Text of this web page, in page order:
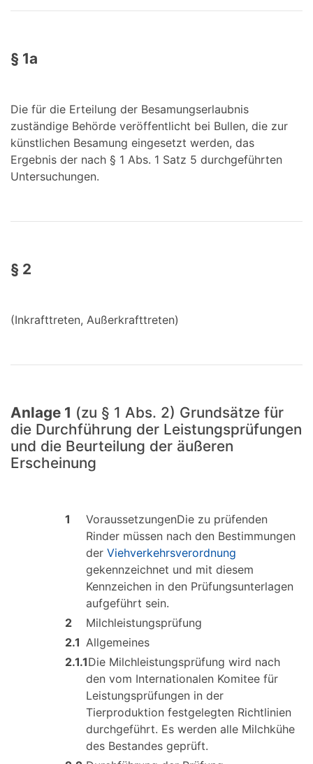
§ 1a
Die für die Erteilung der Besamungserlaubnis
zuständige Behörde veröffentlicht bei Bullen, die zur
künstlichen Besamung eingesetzt werden, das
Ergebnis der nach § 1 Abs. 1 Satz 5 durchgeführten
Untersuchungen.
§ 2
(Inkrafttreten, Außerkrafttreten)
Anlage 1 (zu § 1 Abs. 2) Grundsätze für
die Durchführung der Leistungsprüfungen
und die Beurteilung der äußeren
Erscheinung
1
VoraussetzungenDie zu prüfenden
Rinder müssen nach den Bestimmungen
der Viehverkehrsverordnung
gekennzeichnet und mit diesem
Kennzeichen in den Prüfungsunterlagen
aufgeführt sein.
2
Milchleistungsprüfung
2.1 Allgemeines
2.1.1Die Milchleistungsprüfung wird nach
den vom Internationalen Komitee für
Leistungsprüfungen in der
Tierproduktion festgelegten Richtlinien
durchgeführt. Es werden alle Milchkühe
des Bestandes geprüft.